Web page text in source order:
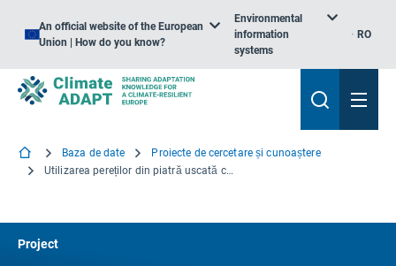
An official website of the European
Union | How do you know?
Environmental
information
systems
RO
Baza de date
Proiecte de cercetare și cunoaștere
Utilizarea pereților din piatră uscată ca instrument multifuncțional de adaptare la schimbările climatice
Project